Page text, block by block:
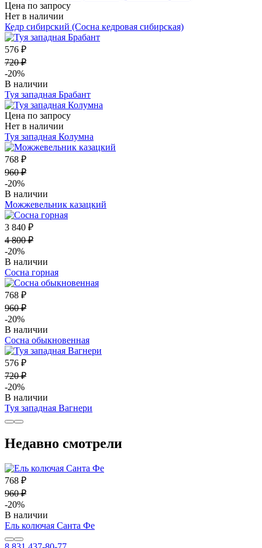
Цена по запросу
Нет в наличии
Кедр сибирский (Сосна кедровая сибирская)
576 ₽
720 ₽
-20%
В наличии
Туя западная Брабант
Цена по запросу
Нет в наличии
Туя западная Колумна
768 ₽
960 ₽
-20%
В наличии
Можжевельник казацкий
3 840 ₽
4 800 ₽
-20%
В наличии
Сосна горная
768 ₽
960 ₽
-20%
В наличии
Сосна обыкновенная
576 ₽
720 ₽
-20%
В наличии
Туя западная Вагнери
Недавно смотрели
768 ₽
960 ₽
-20%
В наличии
Ель колючая Санта Фе